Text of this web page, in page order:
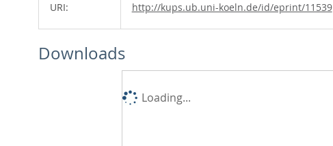
URI: http://kups.ub.uni-koeln.de/id/eprint/11539
Downloads
Loading...